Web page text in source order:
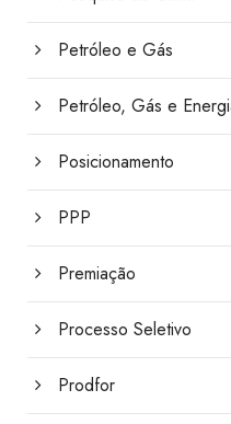
Petróleo e Gás
Petróleo, Gás e
Posicionamento
PPP
Premiação
Processo Seletivo
Prodfor